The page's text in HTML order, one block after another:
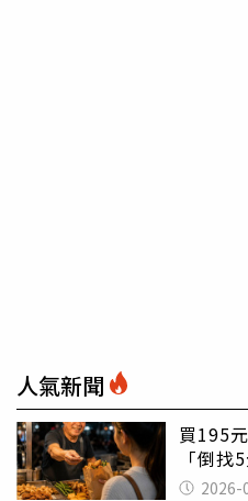
人氣新聞
買195
「倒
灣 2026-